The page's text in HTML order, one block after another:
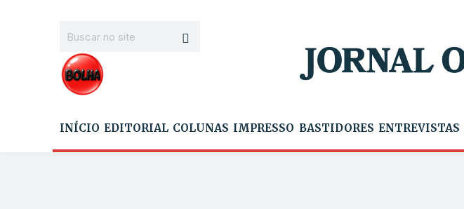
INÍCIO EDITORIAL COLUNAS IMPRESSO BASTIDORES ENTREVISTAS